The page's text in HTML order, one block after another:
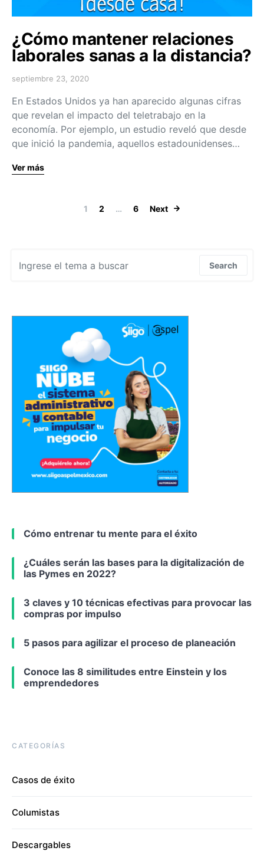
¿Cómo mantener relaciones
laborales sanas a la distancia?
septiembre 23, 2020
En Estados Unidos ya han aparecido algunas cifras
que revelan el impacto del teletrabajo en la
economía. Por ejemplo, un estudio reveló que desde
que inició la pandemia, aquellos estadounidenses…
Ver más
Navegación
1 2 … 6 Next
Search
Cómo entrenar tu mente para el éxito
¿Cuáles serán las bases para la digitalización de
las Pymes en 2022?
3 claves y 10 técnicas efectivas para provocar las
compras por impulso
5 pasos para agilizar el proceso de planeación
Conoce las 8 similitudes entre Einstein y los
emprendedores
CATEGORÍAS
Casos de éxito
Columistas
Descargables